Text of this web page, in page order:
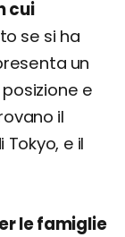
cui
se si ha
un
e
il
e il
le famiglie